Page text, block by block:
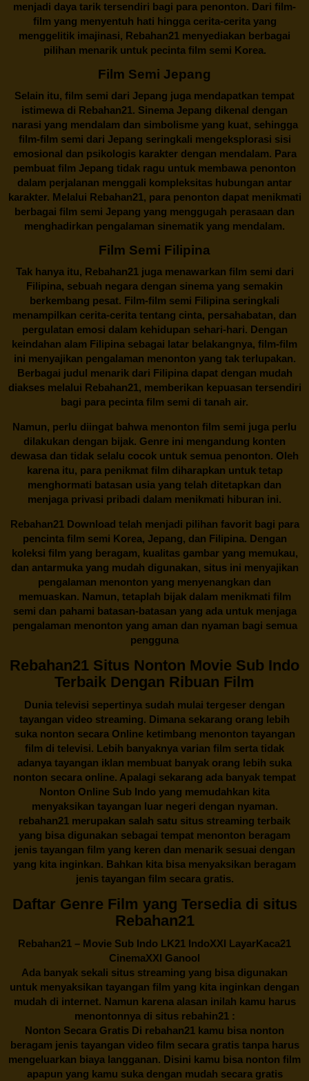
menjadi daya tarik tersendiri bagi para penonton. Dari film-
film yang menyentuh hati hingga cerita-cerita yang
menggelitik imajinasi, Rebahan21 menyediakan berbagai
pilihan menarik untuk pecinta film semi Korea.
Film Semi Jepang
Selain itu, film semi dari Jepang juga mendapatkan tempat
istimewa di Rebahan21. Sinema Jepang dikenal dengan
narasi yang mendalam dan simbolisme yang kuat, sehingga
film-film semi dari Jepang seringkali mengeksplorasi sisi
emosional dan psikologis karakter dengan mendalam. Para
pembuat film Jepang tidak ragu untuk membawa penonton
dalam perjalanan menggali kompleksitas hubungan antar
karakter. Melalui Rebahan21, para penonton dapat menikmati
berbagai film semi Jepang yang menggugah perasaan dan
menghadirkan pengalaman sinematik yang mendalam.
Film Semi Filipina
Tak hanya itu, Rebahan21juga menawarkan film semi dari
Filipina, sebuah negara dengan sinema yang semakin
berkembang pesat. Film-film semi Filipina seringkali
menampilkan cerita-cerita tentang cinta, persahabatan, dan
pergulatan emosi dalam kehidupan sehari-hari. Dengan
keindahan alam Filipina sebagai latar belakangnya, film-film
ini menyajikan pengalaman menonton yang tak terlupakan.
Berbagai judul menarik dari Filipina dapat dengan mudah
diakses melalui Rebahan21, memberikan kepuasan tersendiri
bagi para pecinta film semi di tanah air.
Namun, perlu diingat bahwa menonton film semi juga perlu
dilakukan dengan bijak. Genre ini mengandung konten
dewasa dan tidak selalu cocok untuk semua penonton. Oleh
karena itu, para penikmat film diharapkan untuk tetap
menghormati batasan usia yang telah ditetapkan dan
menjaga privasi pribadi dalam menikmati hiburan ini.
Rebahan21Download telah menjadi pilihan favorit bagi para
pencinta film semi Korea, Jepang, dan Filipina. Dengan
koleksi film yang beragam, kualitas gambar yang memukau,
dan antarmuka yang mudah digunakan, situs ini menyajikan
pengalaman menonton yang menyenangkan dan
memuaskan. Namun, tetaplah bijak dalam menikmati film
semi dan pahami batasan-batasan yang ada untuk menjaga
pengalaman menonton yang aman dan nyaman bagi semua
pengguna
Rebahan21 Situs Nonton Movie Sub Indo
Terbaik Dengan Ribuan Film
Dunia televisi sepertinya sudah mulai tergeser dengan
tayangan video streaming. Dimana sekarang orang lebih
suka nonton secara Online ketimbang menonton tayangan
film di televisi. Lebih banyaknya varian film serta tidak
adanya tayangan iklan membuat banyak orang lebih suka
nonton secara online. Apalagi sekarang ada banyak tempat
Nonton Online Sub Indo yang memudahkan kita
menyaksikan tayangan luar negeri dengan nyaman.
rebahan21 merupakan salah satu situs streaming terbaik
yang bisa digunakan sebagai tempat menonton beragam
jenis tayangan film yang keren dan menarik sesuai dengan
yang kita inginkan. Bahkan kita bisa menyaksikan beragam
jenis tayangan film secara gratis.
Daftar Genre Film yang Tersedia di situs
Rebahan21
Rebahan21 – Movie Sub Indo LK21 IndoXXI LayarKaca21
CinemaXXI Ganool
Ada banyak sekali situs streaming yang bisa digunakan
untuk menyaksikan tayangan film yang kita inginkan dengan
mudah di internet. Namun karena alasan inilah kamu harus
menontonnya di situs rebahin21 :
Nonton Secara Gratis Di rebahan21 kamu bisa nonton
beragam jenis tayangan video film secara gratis tanpa harus
mengeluarkan biaya langganan. Disini kamu bisa nonton film
apapun yang kamu suka dengan mudah secara gratis